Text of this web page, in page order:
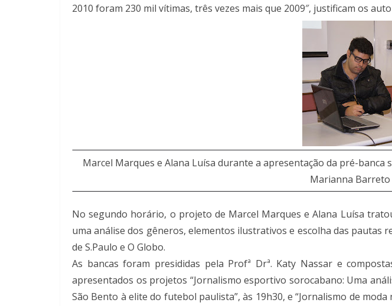
2010 foram 230 mil vítimas, três vezes mais que 2009″, justificam os
Marcel Marques e Alana Luísa durante a apresentação da pré-
Marianna Barreto
No segundo horário, o projeto de Marcel Marques e Alana Luísa
uma análise dos gêneros, elementos ilustrativos e escolha das pautas
de S.Paulo e O Globo.
As bancas foram presididas pela Profª Drª. Katy Nassar e
apresentados os projetos “Jornalismo esportivo sorocabano: Uma
São Bento à elite do futebol paulista”, às 19h30, e “Jornalismo de